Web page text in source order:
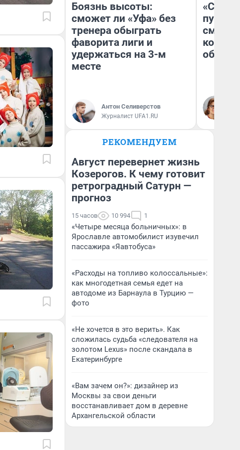
Боязнь высоты:
сможет ли «Уфа» без
тренера обыграть
фаворита лиги и
удержаться на 3-м
месте
Антон Селиверстов
Журналист UFA1.RU
РЕКОМЕНДУЕМ
Август перевернет жизнь
Козерогов. К чему готовит
ретроградный Сатурн —
прогноз
15 часов 10 994 1
«Четыре месяца больничных»: в
Ярославле автомобилист изувечил
пассажира «Яавтобуса»
«Расходы на топливо колоссальные»:
как многодетная семья едет на
автодоме из Барнаула в Турцию —
фото
«Не хочется в это верить». Как
сложилась судьба «следователя на
золотом Lexus» после скандала в
Екатеринбурге
«Вам зачем он?»: дизайнер из
Москвы за свои деньги
восстанавливает дом в деревне
Архангельской области